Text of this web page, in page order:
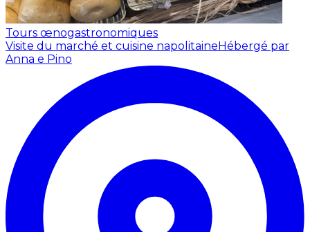
Tours œnogastronomiques
Visite du marché et cuisine napolitaine Hébergé par
Anna e Pino